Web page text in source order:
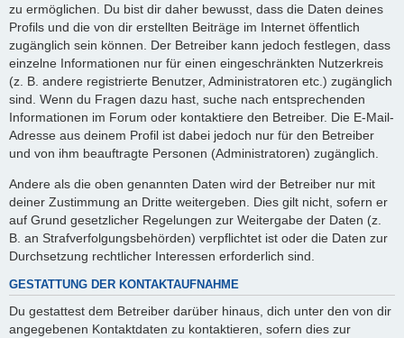
zu ermöglichen. Du bist dir daher bewusst, dass die Daten deines
Profils und die von dir erstellten Beiträge im Internet öffentlich
zugänglich sein können. Der Betreiber kann jedoch festlegen, dass
einzelne Informationen nur für einen eingeschränkten Nutzerkreis
(z. B. andere registrierte Benutzer, Administratoren etc.) zugänglich
sind. Wenn du Fragen dazu hast, suche nach entsprechenden
Informationen im Forum oder kontaktiere den Betreiber. Die E-Mail-
Adresse aus deinem Profil ist dabei jedoch nur für den Betreiber
und von ihm beauftragte Personen (Administratoren) zugänglich.
Andere als die oben genannten Daten wird der Betreiber nur mit
deiner Zustimmung an Dritte weitergeben. Dies gilt nicht, sofern er
auf Grund gesetzlicher Regelungen zur Weitergabe der Daten (z.
B. an Strafverfolgungsbehörden) verpflichtet ist oder die Daten zur
Durchsetzung rechtlicher Interessen erforderlich sind.
GESTATTUNG DER KONTAKTAUFNAHME
Du gestattest dem Betreiber darüber hinaus, dich unter den von dir
angegebenen Kontaktdaten zu kontaktieren, sofern dies zur